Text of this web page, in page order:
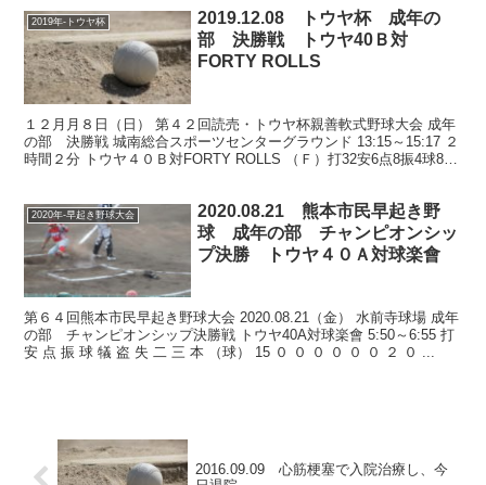
2019年-トウヤ杯
2019.12.08 トウヤ杯 成年の
部 決勝戦 トウヤ40Ｂ対
FORTY ROLLS
１２月月８日（日） 第４２回読売・トウヤ杯親善軟式野球大会 成年
の部 決勝戦 城南総合スポーツセンターグラウンド 13:15～15:17 ２
時間２分 トウヤ４０Ｂ対FORTY ROLLS （Ｆ）打32安6点8振4球8犠
2020年-早起き野球大会
2020.08.21 熊本市民早起き野
球 成年の部 チャンピオンシッ
プ決勝 トウヤ４０Ａ対球楽會
第６４回熊本市民早起き野球大会 2020.08.21（金） 水前寺球場 成年
の部 チャンピオンシップ決勝戦 トウヤ40A対球楽會 5:50～6:55 打
安 点 振 球 犠 盗 失 二 三 本 （球） 15 ０ ０ ０ ０ ０ ０ ２ ０ ...
2016.09.09 心筋梗塞で入院治療し、今